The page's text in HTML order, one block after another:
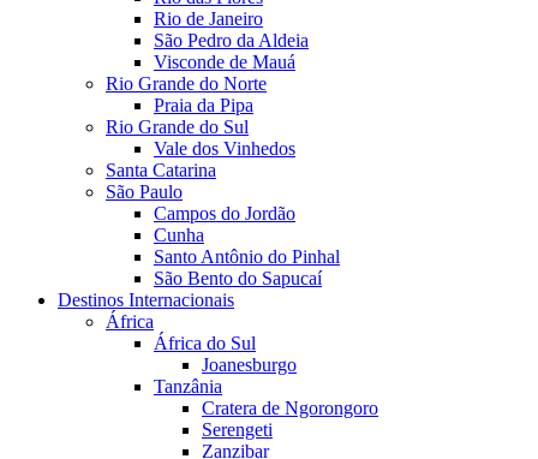
Rio de Janeiro
São Pedro da Aldeia
Visconde de Mauá
Rio Grande do Norte
Praia da Pipa
Rio Grande do Sul
Vale dos Vinhedos
Santa Catarina
São Paulo
Campos do Jordão
Cunha
Santo Antônio do Pinhal
São Bento do Sapucaí
Destinos Internacionais
África
África do Sul
Joanesburgo
Tanzânia
Cratera de Ngorongoro
Serengeti
Zanzibar